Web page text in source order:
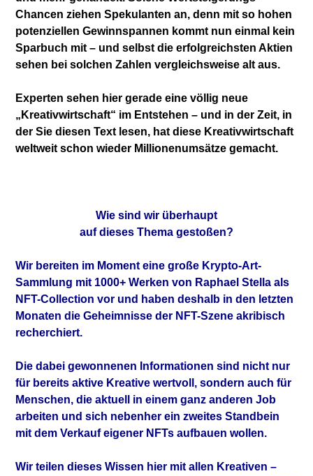
Chancen ziehen Spekulanten an, denn mit so hohen
potenziellen Gewinnspannen kommt nun einmal kein
Sparbuch mit – und selbst die erfolgreichsten Aktien
sehen bei solchen Zahlen vergleichsweise alt aus.
Experten sehen hier gerade eine völlig neue
„Kreativwirtschaft“ im Entstehen – und in der Zeit, in
der Sie diesen Text lesen, hat diese Kreativwirtschaft
weltweit schon wieder Millionenumsätze gemacht.
Wie sind wir überhaupt
auf dieses Thema gestoßen?
Wir bereiten im Moment eine große Krypto-Art-
Sammlung mit 1000+ Werken von Raphael Stella als
NFT-Collection vor und haben deshalb in den letzten
Monaten die Geheimnisse der NFT-Szene akribisch
recherchiert.
Die dabei gewonnenen Informationen sind nicht nur
für bereits aktive Kreative wertvoll, sondern auch für
Menschen, die aktuell in einem ganz anderen Job
arbeiten und sich nebenher ein zweites Standbein
mit dem Verkauf eigener NFTs aufbauen wollen.
Wir teilen dieses Wissen hier mit allen Kreativen –